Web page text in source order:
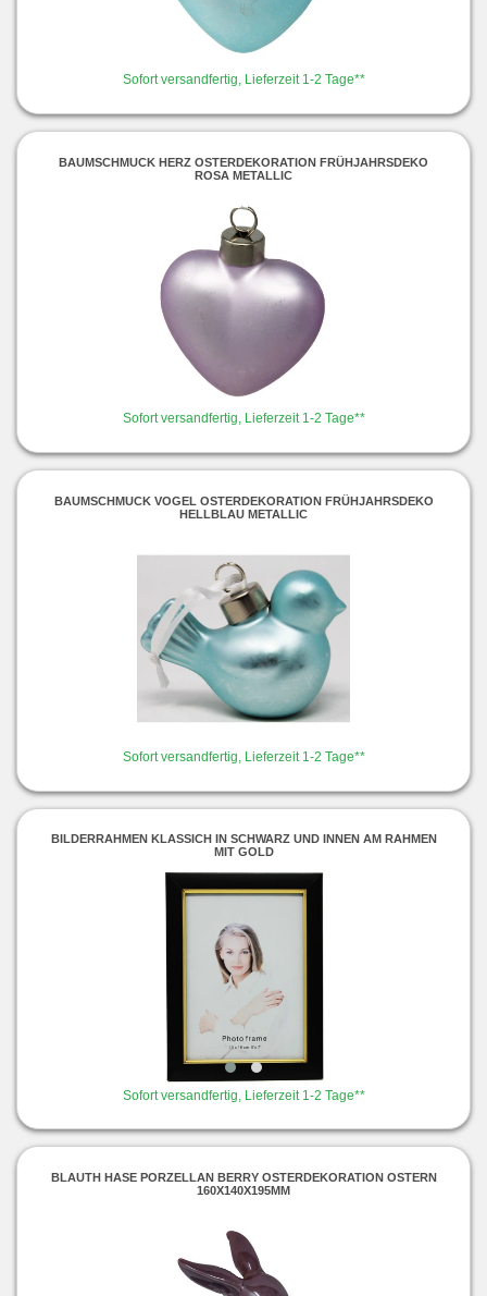
Sofort versandfertig, Lieferzeit 1-2 Tage**
BAUMSCHMUCK HERZ OSTERDEKORATION FRÜHJAHRSDEKO
ROSA METALLIC
Sofort versandfertig, Lieferzeit 1-2 Tage**
BAUMSCHMUCK VOGEL OSTERDEKORATION FRÜHJAHRSDEKO
HELLBLAU METALLIC
Sofort versandfertig, Lieferzeit 1-2 Tage**
BILDERRAHMEN KLASSICH IN SCHWARZ UND INNEN AM RAHMEN
MIT GOLD
Sofort versandfertig, Lieferzeit 1-2 Tage**
BLAUTH HASE PORZELLAN BERRY OSTERDEKORATION OSTERN
160X140X195MM